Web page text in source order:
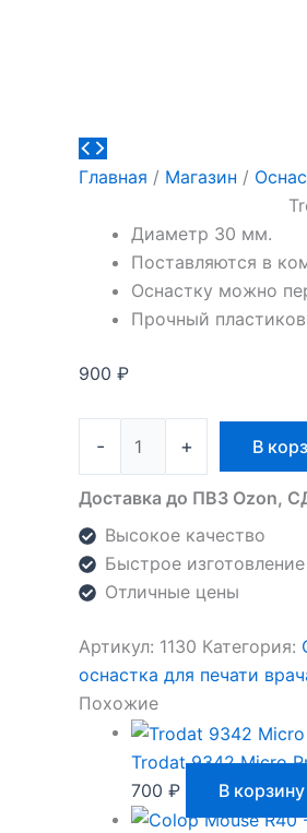
Главная / Магазин /
Диаметр 30 мм.
Поставляются в
Оснастку можно
Прочный
900 ₽
- + В
Доставка до ПВЗ Ozon,
Высокое качество
Быстрое изготовление
Отличные цены
Артикул: 1130 Категория:
оснастка для печати
Похожие
Trodat 9342 Micro
700 ₽ В корзину